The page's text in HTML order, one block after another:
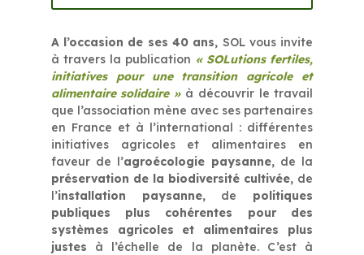
A l’occasion de ses 40 ans, SOL vous invite
à travers la publication « SOLutions fertiles,
initiatives pour une transition agricole et
alimentaire solidaire »à découvrir le travail
que l’association mène avec ses partenaires
en France et à l’international : différentes
initiatives agricoles et alimentaires en
faveur de l’agroécologie paysanne, de la
préservation de la biodiversité cultivée, de
l’installation paysanne, de politiques
publiques plus cohérentes pour des
systèmes agricoles et alimentaires plus
justes à l’échelle de la planète. C’est à